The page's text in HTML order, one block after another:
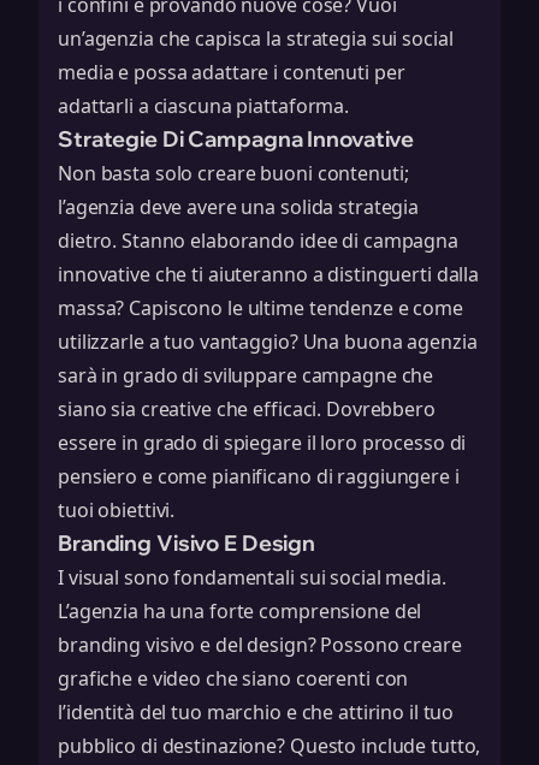
un’agenzia che capisca la strategia sui social
media e possa adattare i contenuti per
adattarli a ciascuna piattaforma.
Strategie Di Campagna Innovative
Non basta solo creare buoni contenuti;
l’agenzia deve avere una solida strategia
dietro. Stanno elaborando idee di campagna
innovative che ti aiuteranno a distinguerti dalla
massa? Capiscono le ultime tendenze e come
utilizzarle a tuo vantaggio? Una buona agenzia
sarà in grado di sviluppare campagne che
siano sia creative che efficaci. Dovrebbero
essere in grado di spiegare il loro processo di
pensiero e come pianificano di raggiungere i
tuoi obiettivi.
Branding Visivo E Design
I visual sono fondamentali sui social media.
L’agenzia ha una forte comprensione del
branding visivo e del design? Possono creare
grafiche e video che siano coerenti con
l’identità del tuo marchio e che attirino il tuo
pubblico di destinazione? Questo include tutto,